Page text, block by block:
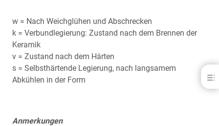
w = Nach Weichglühen und Abschrecken
k = Verbundlegierung: Zustand nach dem Brennen der
Keramik
v = Zustand nach dem Härten
s = Selbsthärtende Legierung, nach langsamem
Abkühlen in der Form
Anmerkungen